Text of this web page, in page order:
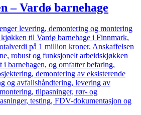
– Vardø barnehage
levering, demontering og montering
til Vardø barnehage i Finnmark,
på 1 million kroner. Anskaffelsen
robust og funksjonelt arbeidskjøkken
i barnehagen, og omfatter befaring,
demontering av eksisterende
og avfallshåndtering, levering av
tilpasninger, rør- og
testing, FDV-dokumentasjon og